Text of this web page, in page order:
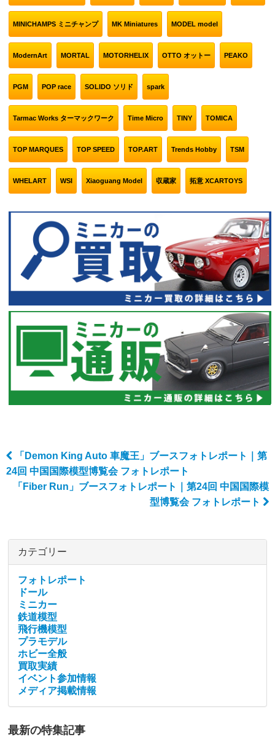
MINICHAMPS ミニチャンプ MK Miniatures MODEL model
ModernArt MORTAL MOTORHELIX OTTO オットー PEAKO
PGM POP race SOLIDO ソリド spark
Tarmac Works ターマックワーク Time Micro TINY TOMICA
TOP MARQUES TOP SPEED TOP.ART Trends Hobby TSM
WHELART WSI Xiaoguang Model 収蔵家 拓意 XCARTOYS
Post navigation
「Demon King Auto 車魔王」ブースフォトレポート｜第
24回 中国国際模型博覧会 フォトレポート
「Fiber Run」ブースフォトレポート｜第24回 中国国際模
型博覧会 フォトレポート
カテゴリー
フォトレポート
ドール
ミニカー
鉄道模型
飛行機模型
プラモデル
ホビー全般
買取実績
イベント参加情報
メディア掲載情報
最新の特集記事